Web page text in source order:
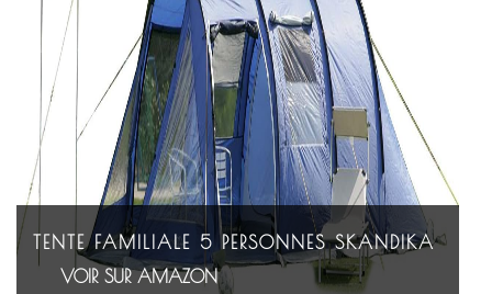
TENTE FAMILIALE 5 PERSONNES SKANDIKA
VOIR SUR AMAZON